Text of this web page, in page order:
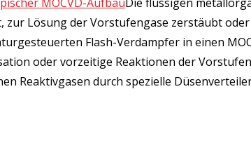
zur Lösung der Vorstufengase zerstäubt
Flash-Verdampfer in einen
oder vorzeitige Reaktionen der
Reaktivgasen durch spezielle